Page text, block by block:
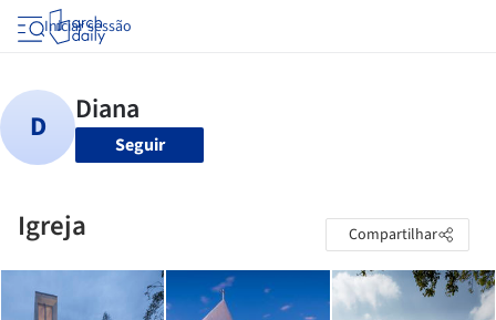
Iniciar sessão
Seguir
Igreja Compartilhar